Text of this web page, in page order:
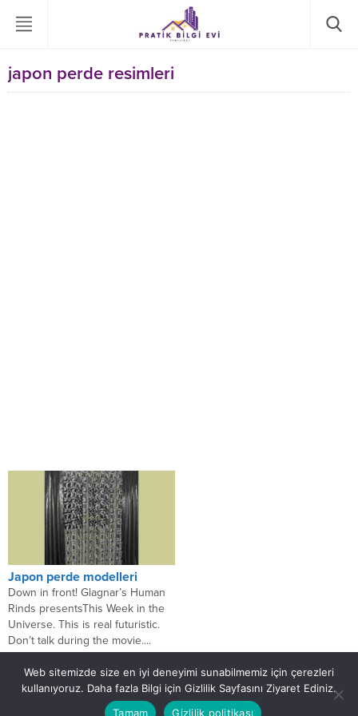
japon perde resimleri
Japon perde modelleri
Down in front! Glagnar’s Human
Rinds presentsThis Week in the
Universe. This is real futuristic.
Don’t talk during the movie....
Artık herşey çok pratik
Web sitemizde size en iyi deneyimi sunabilmemiz için çerezleri
kullanıyoruz. Daha fazla Bilgi için Gizlilik Sayfasını Ziyaret Ediniz.
Tamam
Gizlilik politikası